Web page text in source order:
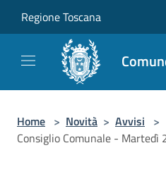
Regione Toscana
Home > Novità > Avvisi >
Consiglio Comunale - Martedì